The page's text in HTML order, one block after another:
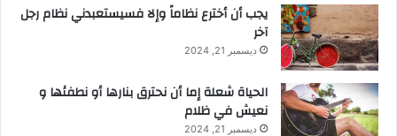
يجب أن أخترع نظاماً وإلا فسيستعبدني نظام رجل
آخر
ديسمبر 21, 2024
الحياة شعلة إما أن نحترق بنارها أو نطفئها و
نعيش في ظلام
ديسمبر 21, 2024